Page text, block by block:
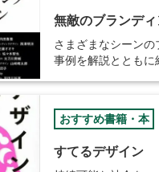
無敵のブランデ
さまざまなシーンの
事例を解説とともに
おすすめ書籍・本
すてるデザイン